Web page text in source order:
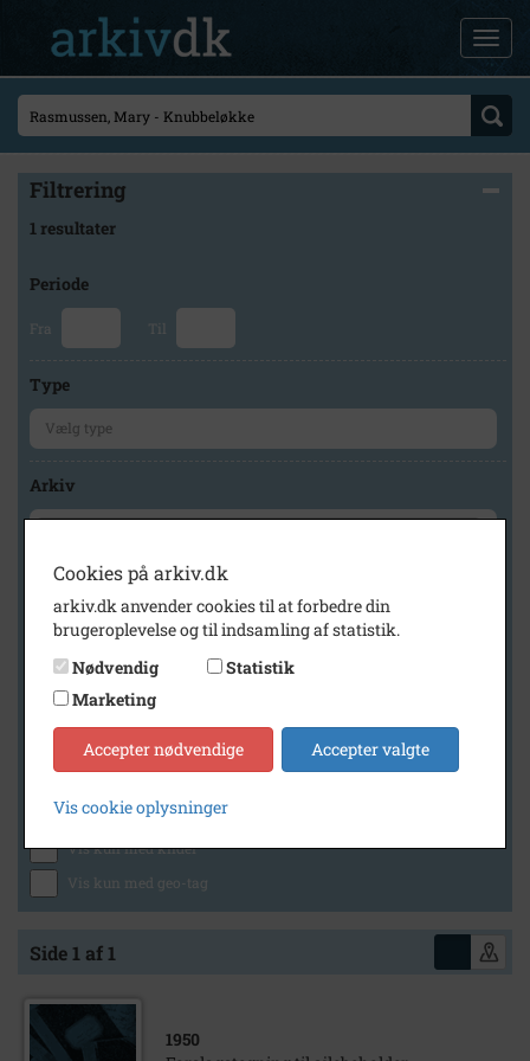
Filtrering
1 resultater
Periode
Fra Til
Type
Arkiv
Geografi
Generelt
Vis kun med billeder
Vis kun med lydklip
Vis kun med kilder
Vis kun med geo-tag
Side 1 af 1
1950
Cookies på arkiv.dk
arkiv.dk anvender cookies til at forbedre din
brugeroplevelse og til indsamling af statistik.
Nødvendig
Statistik
Marketing
Accepter nødvendige Accepter valgte
Vis cookie oplysninger